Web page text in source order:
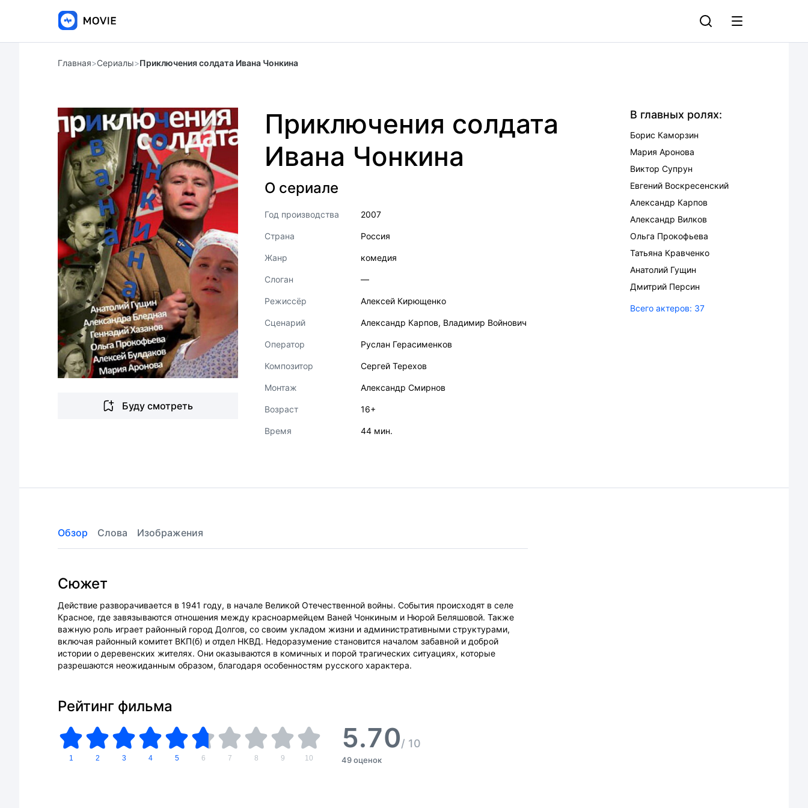
Главная>Сериалы>Приключения солдата Ивана Чонкина
Буду смотреть
Приключения солдата
Ивана Чонкина
О сериале
Год производства 2007
Страна Россия
Жанр комедия
Слоган —
Режиссёр Алексей Кирющенко
Сценарий Александр Карпов, Владимир Войнович
Оператор Руслан Герасименков
Композитор Сергей Терехов
Монтаж Александр Смирнов
Возраст 16+
Время 44 мин.
В главных ролях:
Борис Каморзин
Мария Аронова
Виктор Супрун
Евгений Воскресенский
Александр Карпов
Александр Вилков
Ольга Прокофьева
Татьяна Кравченко
Анатолий Гущин
Дмитрий Персин
Всего актеров: 37
Обзор Слова Изображения
Сюжет
Действие разворачивается в 1941 году, в начале Великой Отечественной войны. События происходят в селе
Красное, где завязываются отношения между красноармейцем Ваней Чонкиным и Нюрой Беляшовой. Также
важную роль играет районный город Долгов, со своим укладом жизни и административными структурами,
включая районный комитет ВКП(б) и отдел НКВД. Недоразумение становится началом забавной и доброй
истории о деревенских жителях. Они оказываются в комичных и порой трагических ситуациях, которые
разрешаются неожиданным образом, благодаря особенностям русского характера.
Рейтинг фильма
1 2 3 4 5 6 7 8 9 10
5.70/ 10
49 оценок